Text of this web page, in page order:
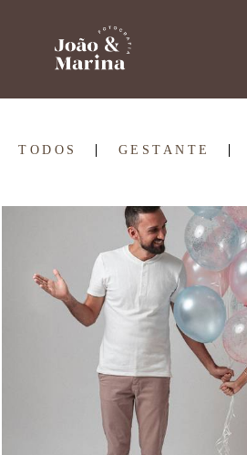
TODOS GESTANTE